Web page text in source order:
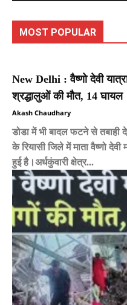
MOST POPULAR
New Delhi : वैष्णो देवी
श्रद्धालुओं की मौत, 14 घायल
Akash Chaudhary
डोडा में भी बादल फटने से तबाही
के रियासी जिले में माता वैष्णो
हुई है।अर्धकुंवारी क्षेत्र...